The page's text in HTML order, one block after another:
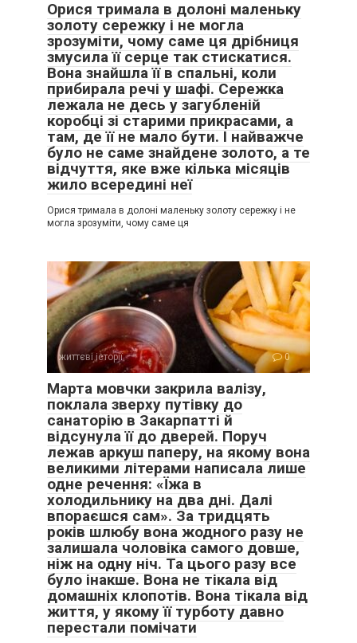
Орися тримала в долоні маленьку
золоту сережку і не могла
зрозуміти, чому саме ця дрібниця
змусила її серце так стискатися.
Вона знайшла її в спальні, коли
прибирала речі у шафі. Сережка
лежала не десь у загубленій
коробці зі старими прикрасами, а
там, де її не мало бути. І найважче
було не саме знайдене золото, а те
відчуття, яке вже кілька місяців
жило всередині неї
Орися тримала в долоні маленьку золоту сережку і не
могла зрозуміти, чому саме ця
життєві історії 0
Марта мовчки закрила валізу,
поклала зверху путівку до
санаторію в Закарпатті й
відсунула її до дверей. Поруч
лежав аркуш паперу, на якому вона
великими літерами написала лише
одне речення: «Їжа в
холодильнику на два дні. Далі
впораєшся сам». За тридцять
років шлюбу вона жодного разу не
залишала чоловіка самого довше,
ніж на одну ніч. Та цього разу все
було інакше. Вона не тікала від
домашніх клопотів. Вона тікала від
життя, у якому її турботу давно
перестали помічати